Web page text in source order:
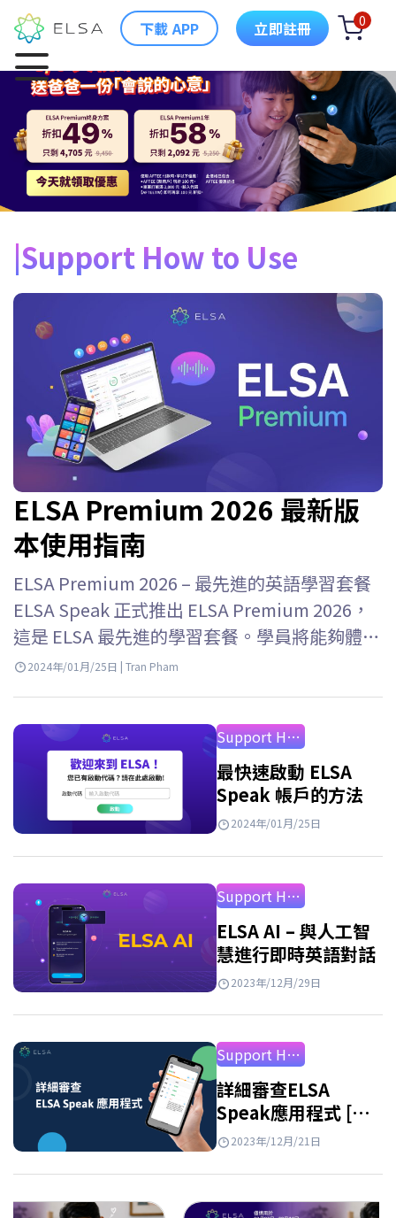
下載 APP 立即註冊 0
Support How to Use
ELSA Premium 2026 最新版
本使用指南
ELSA Premium 2026 – 最先進的英語學習套餐
ELSA Speak 正式推出 ELSA Premium 2026，
這是 ELSA 最先進的學習套餐。學員將能夠體驗
ELSA Speak…
2024年/01月/25日 | Tran Pham
Support How to Use
最快速啟動 ELSA
Speak 帳戶的方法
2024年/01月/25日
Support How to Use
ELSA AI – 與人工智
慧進行即時英語對話
2023年/12月/29日
Support How to Use
詳細審查ELSA
Speak應用程式 [最
新2026年]
2023年/12月/21日